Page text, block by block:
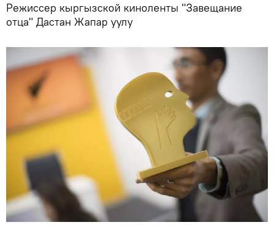
Режиссер кыргызской киноленты "Завещание
отца" Дастан Жапар уулу